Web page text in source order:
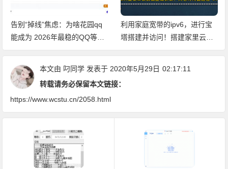
告别“掉线”焦虑：为啥花园qq
能成为 2026年最稳的QQ等级
加速器
利用家庭宽带的ipv6，进行宝
塔搭建并访问！搭建家里云，
反向代理去端口号
本文由 叼同学 发表于 2020年5月29日 02:17:11
转载请务必保留本文链接：
https://www.wcstu.cn/2058.html